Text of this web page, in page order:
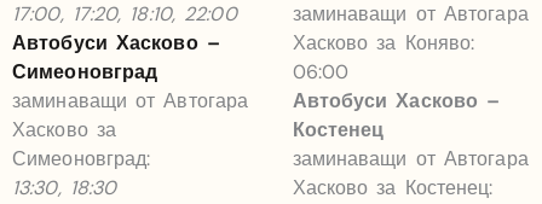
17:00, 17:20, 18:10, 22:00
Автобуси Хасково –
Симеоновград
заминаващи от Автогара
Хасково за
Симеоновград:
13:30, 18:30
заминаващи от Автогара
Хасково за Коняво:
06:00
Автобуси Хасково –
Костенец
заминаващи от Автогара
Хасково за Костенец: